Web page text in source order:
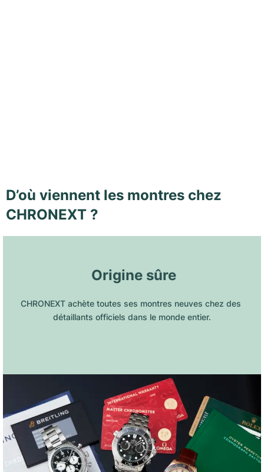
D’où viennent les montres chez
CHRONEXT ?
Origine sûre
CHRONEXT achète toutes ses montres neuves chez des
détaillants officiels dans le monde entier.